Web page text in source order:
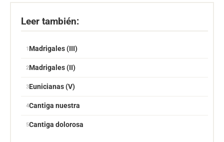
Leer también:
Madrigales (III)
Madrigales (II)
Eunicianas (V)
Cantiga nuestra
Cantiga dolorosa